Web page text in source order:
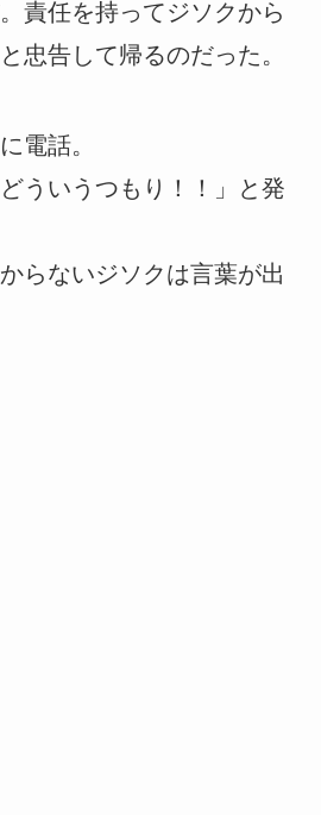
責任を持ってジソクから
忠告して帰るのだった。
電話。
ういうつもり！！」と発
らないジソクは言葉が出